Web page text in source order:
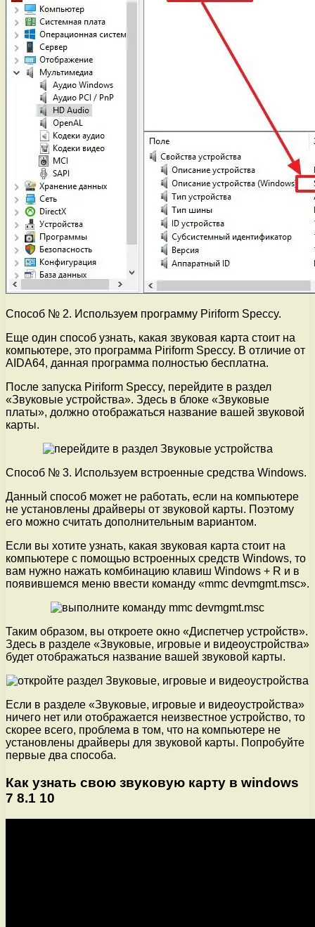
Способ № 2. Используем программу Piriform Speccy.
Еще один способ узнать, какая звуковая карта стоит на
компьютере, это программа Piriform Speccy. В отличие от
AIDA64, данная программа полностью бесплатна.
После запуска Piriform Speccy, перейдите в раздел
«Звуковые устройства». Здесь в блоке «Звуковые
платы», должно отображаться название вашей звуковой
карты.
Способ № 3. Используем встроенные средства Windows.
Данный способ может не работать, если на компьютере
не установлены драйверы от звуковой карты. Поэтому
его можно считать дополнительным вариантом.
Если вы хотите узнать, какая звуковая карта стоит на
компьютере с помощью встроенных средств Windows, то
вам нужно нажать комбинацию клавиш Windows + R и в
появившемся меню ввести команду «mmc devmgmt.msc».
Таким образом, вы откроете окно «Диспетчер устройств».
Здесь в разделе «Звуковые, игровые и видеоустройства»
будет отображаться название вашей звуковой карты.
Если в разделе «Звуковые, игровые и видеоустройства»
ничего нет или отображается неизвестное устройство, то
скорее всего, проблема в том, что на компьютере не
установлены драйверы для звуковой карты. Попробуйте
первые два способа.
Как узнать свою звуковую карту в windows
7 8.1 10